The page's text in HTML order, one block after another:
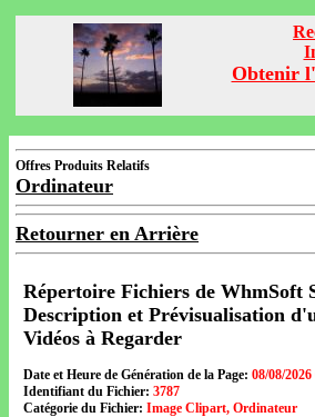
Obtenir
Offres Produits Relatifs
Ordinateur
Retourner en Arrière
Répertoire Fichiers de WhmSoft
Description et Prévisualisation
Vidéos à Regarder
Date et Heure de Génération de la Page: 08/08/
Identifiant du Fichier: 3787
Catégorie du Fichier: Image Clipart, Ordinateur